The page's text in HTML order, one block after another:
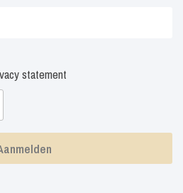
statement